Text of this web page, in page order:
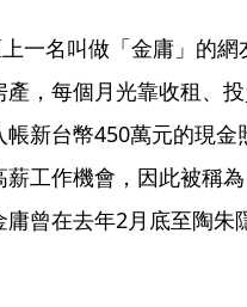
一名叫做「金庸」的
產，每個月光靠收租、
帳新台幣450萬元的現
薪工作機會，因此被稱
曾在去年2月底至陶朱